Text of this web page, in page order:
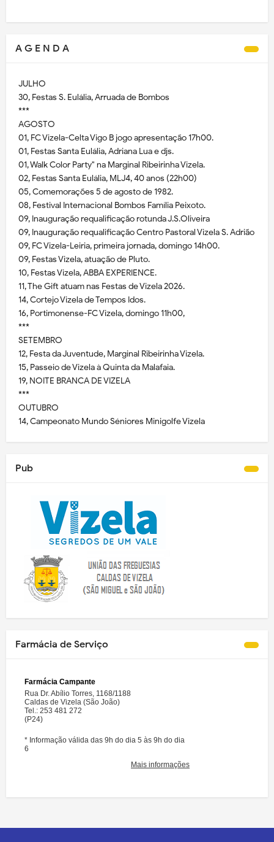
A G E N D A
JULHO
30, Festas S. Eulália, Arruada de Bombos
***
AGOSTO
01, FC Vizela-Celta Vigo B jogo apresentação 17h00.
01, Festas Santa Eulália, Adriana Lua e djs.
01, Walk Color Party" na Marginal Ribeirinha Vizela.
02, Festas Santa Eulália, MLJ4, 40 anos (22h00)
05, Comemorações 5 de agosto de 1982.
08, Festival Internacional Bombos Família Peixoto.
09, Inauguração requalificação rotunda J.S.Oliveira
09, Inauguração requalificação Centro Pastoral Vizela S. Adrião
09, FC Vizela-Leiria, primeira jornada, domingo 14h00.
09, Festas Vizela, atuação de Pluto.
10, Festas Vizela, ABBA EXPERIENCE.
11, The Gift atuam nas Festas de Vizela 2026.
14, Cortejo Vizela de Tempos Idos.
16, Portimonense-FC Vizela, domingo 11h00,
***
SETEMBRO
12, Festa da Juventude, Marginal Ribeirinha Vizela.
15, Passeio de Vizela à Quinta da Malafaia.
19, NOITE BRANCA DE VIZELA
***
OUTUBRO
14, Campeonato Mundo Séniores Minigolfe Vizela
Pub
Farmácia de Serviço